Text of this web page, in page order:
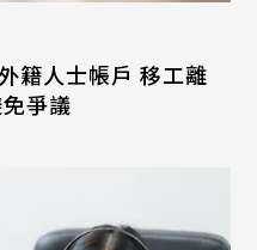
籍人士帳戶 移工離
爭議